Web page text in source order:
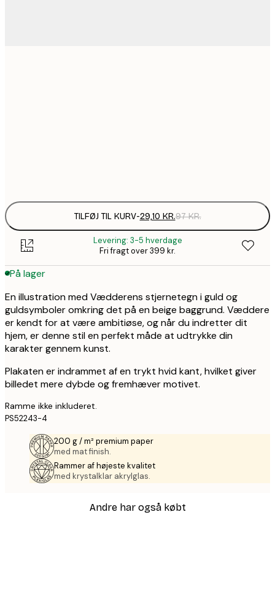
TILFØJ TIL KURV-29,10 KR.97 KR.
Levering: 3-5 hverdage
Fri fragt over 399 kr.
På lager
En illustration med Vædderens stjernetegn i guld og
guldsymboler omkring det på en beige baggrund. Væddere
er kendt for at være ambitiøse, og når du indretter dit
hjem, er denne stil en perfekt måde at udtrykke din
karakter gennem kunst.
Plakaten er indrammet af en trykt hvid kant, hvilket giver
billedet mere dybde og fremhæver motivet.
Ramme ikke inkluderet.
PS52243-4
200 g / m² premium paper
med mat finish.
Rammer af højeste kvalitet
med krystalklar akrylglas.
Andre har også købt